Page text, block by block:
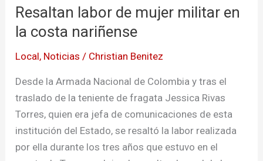
Resaltan labor de mujer militar en
la costa nariñense
Local, Noticias / Christian Benitez
Desde la Armada Nacional de Colombia y tras el
traslado de la teniente de fragata Jessica Rivas
Torres, quien era jefa de comunicaciones de esta
institución del Estado, se resaltó la labor realizada
por ella durante los tres años que estuvo en el
de
mujer
en
la
costa
nariñense